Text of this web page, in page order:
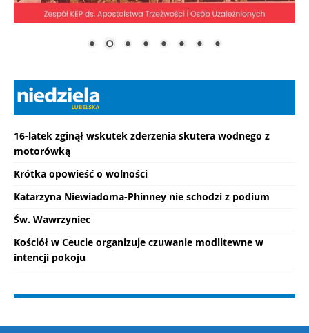
16-latek zginął wskutek zderzenia skutera wodnego z
motorówką
Krótka opowieść o wolności
Katarzyna Niewiadoma-Phinney nie schodzi z podium
Św. Wawrzyniec
Kościół w Ceucie organizuje czuwanie modlitewne w
intencji pokoju